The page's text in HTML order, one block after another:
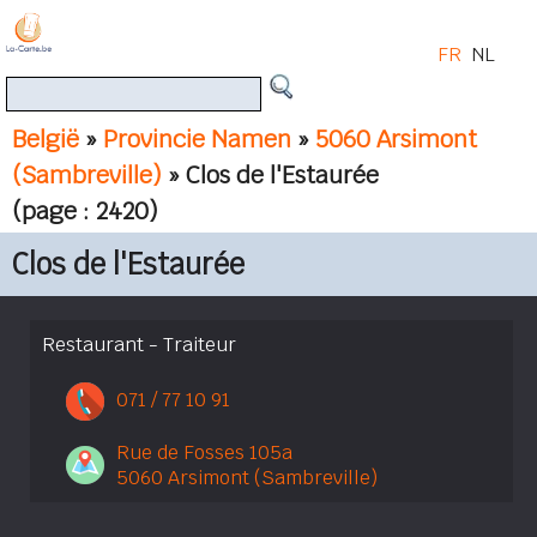
België » Provincie Namen » 5060 Arsimont
(Sambreville) » Clos de l'Estaurée
(page : 2420)
FR NL
Clos de l'Estaurée
Restaurant - Traiteur
071 / 77 10 91
Rue de Fosses 105a
5060 Arsimont (Sambreville)